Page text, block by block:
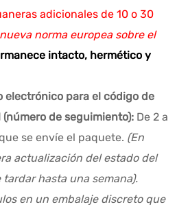
adicionales de 10 o 30
norma europea sobre el
intacto, hermético y
electrónico para el código de
de seguimiento): De 2 a
se envíe el paquete. (En
actualización del estado del
hasta una semana).
en un embalaje discreto que